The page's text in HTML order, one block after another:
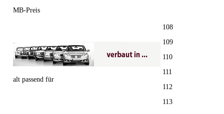
MB-Preis
alt passend für
108
109
110
111
112
113